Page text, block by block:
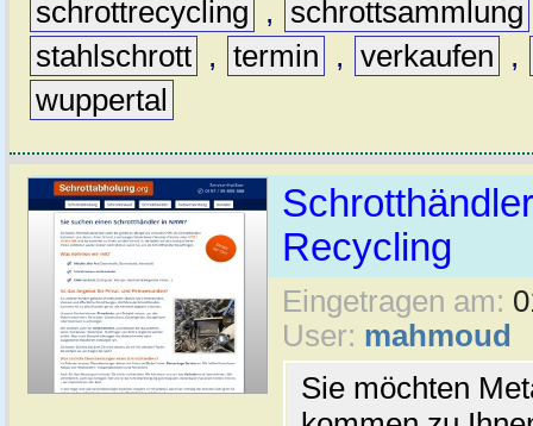
schrottrecycling
, schrottsammlung
stahlschrott , termin , verkaufen
,
wuppertal
Recycling
Eingetragen am:
User: mahmoud
Sie möchten